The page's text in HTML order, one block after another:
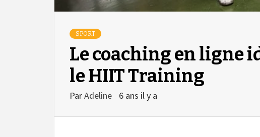
SPORT
Le coaching en ligne
le HIIT Training
ParAdeline 6 ans il y a